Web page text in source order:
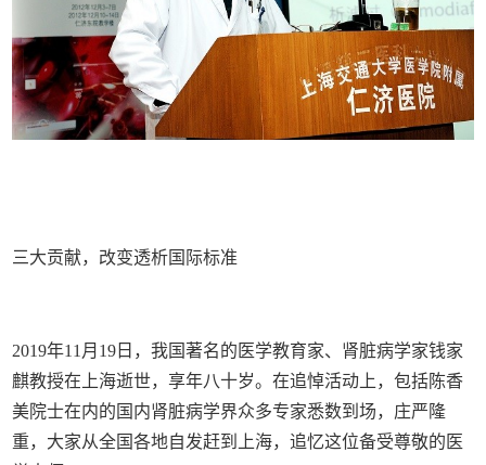
三大贡献，改变透析国际标准
2019年11 月 19 日，我国著名的医学教育家、肾脏病学家钱家
麒教授在上海逝世，享年八十岁。在追悼活动上，包括陈香
美院士在内的国内肾脏病学界众多专家悉数到场，庄严隆
重，大家从全国各地自发赶到上海，追忆这位备受尊敬的医